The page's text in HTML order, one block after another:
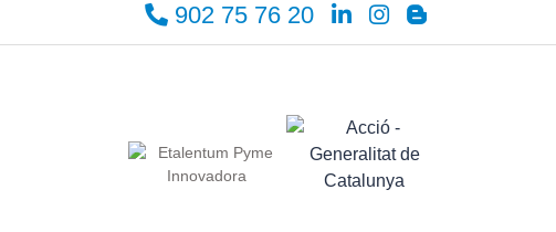
902 75 76 20